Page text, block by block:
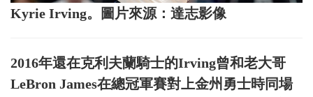
Kyrie Irving。圖片來源：達志影像
2016年還在克利夫蘭騎士的Irving曾和老大哥
LeBron James在總冠軍賽對上金州勇士時同場